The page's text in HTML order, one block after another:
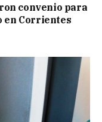
convenio para
en Corrientes